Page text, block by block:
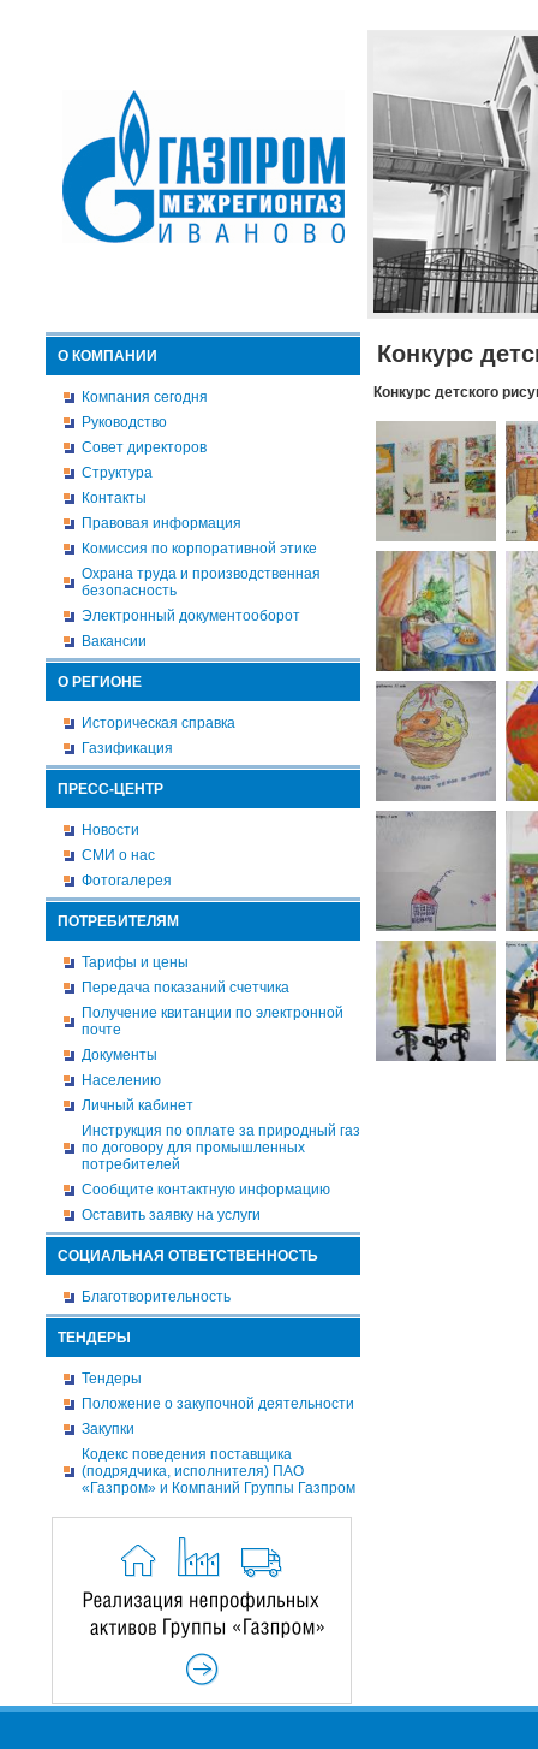
О КОМПАНИИ
Компания сегодня
Руководство
Совет директоров
Структура
Контакты
Правовая информация
Комиссия по корпоративной этике
Охрана труда и производственная
безопасность
Электронный документооборот
Вакансии
О РЕГИОНЕ
Историческая справка
Газификация
ПРЕСС-ЦЕНТР
Новости
СМИ о нас
Фотогалерея
ПОТРЕБИТЕЛЯМ
Тарифы и цены
Передача показаний счетчика
Получение квитанции по электронной
почте
Документы
Населению
Личный кабинет
Инструкция по оплате за природный газ
по договору для промышленных
потребителей
Сообщите контактную информацию
Оставить заявку на услуги
СОЦИАЛЬНАЯ ОТВЕТСТВЕННОСТЬ
Благотворительность
ТЕНДЕРЫ
Тендеры
Положение о закупочной деятельности
Закупки
Кодекс поведения поставщика
(подрядчика, исполнителя) ПАО
«Газпром» и Компаний Группы Газпром
Конкурс
Конкурс детского